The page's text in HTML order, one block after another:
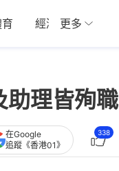
經濟 01深圳
更多
理皆殉職
在Google
追蹤《香港01》
338